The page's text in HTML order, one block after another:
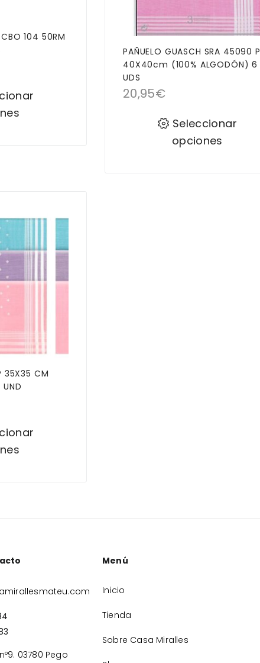
CBO 104 50RM
PAÑUELO GUASCH SRA 45090 P
40X40cm (100% ALGODÓN) 6
UDS
20,95€
Seleccionar
opciones
35X35 CM
03780 Pego
Menú
Inicio
Tienda
Sobre Casa Miralles